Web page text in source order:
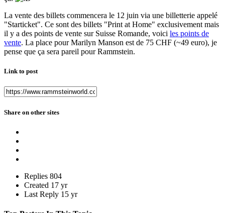
La vente des billets commencera le 12 juin via une billetterie appelé
"Starticket". Ce sont des billets "Print at Home" exclusivement mais
il y a des points de vente sur Suisse Romande, voici les points de
vente. La place pour Marilyn Manson est de 75 CHF (~49 euro), je
pense que ça sera pareil pour Rammstein.
Link to post
Share on other sites
Replies 804
Created 17 yr
Last Reply 15 yr